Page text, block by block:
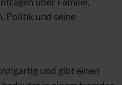
Politik und seine
und gibt einen